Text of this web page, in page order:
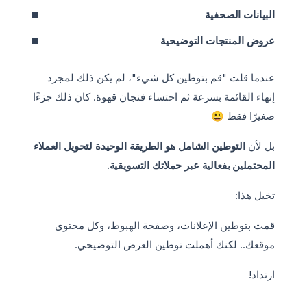
البيانات الصحفية
عروض المنتجات التوضيحية
عندما قلت "قم بتوطين كل شيء"، لم يكن ذلك لمجرد
إنهاء القائمة بسرعة ثم احتساء فنجان قهوة. كان ذلك جزءًا
صغيرًا فقط 😃
بل لأن التوطين الشامل هو الطريقة الوحيدة لتحويل العملاء
المحتملين بفعالية عبر حملاتك التسويقية.
تخيل هذا:
قمت بتوطين الإعلانات، وصفحة الهبوط، وكل محتوى
موقعك.. لكنك أهملت توطين العرض التوضيحي.
ارتداد!